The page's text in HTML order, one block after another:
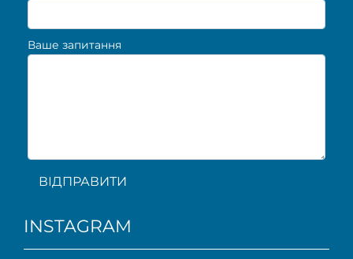
Ваше запитання
ВІДПРАВИТИ
INSTAGRAM